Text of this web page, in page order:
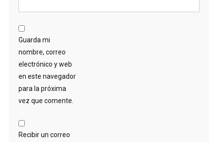
Guarda mi
nombre, correo
electrónico y web
en este navegador
para la próxima
vez que comente.
Recibir un correo